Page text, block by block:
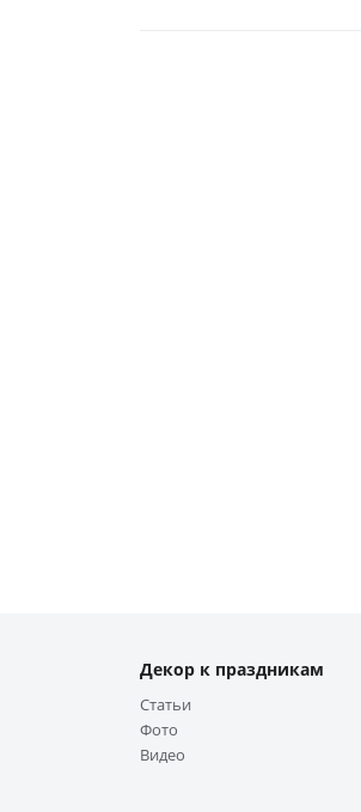
Декор к праздникам
Статьи
Фото
Видео